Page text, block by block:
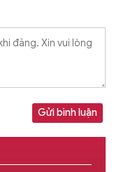
Gửi bình luận